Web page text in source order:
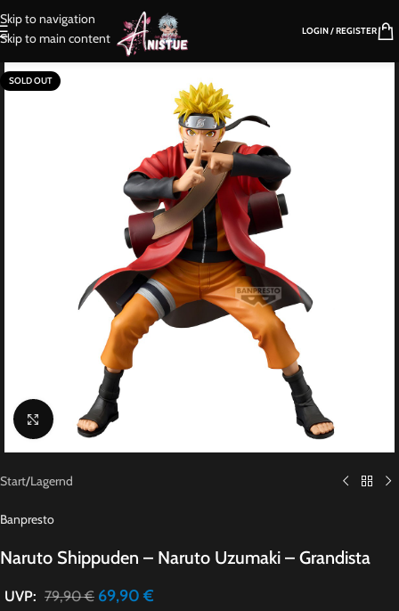
Skip to navigation
Skip to main content
LOGIN / REGISTER
SOLD OUT
Click to enlarge
Start/Lagernd
Banpresto
Naruto Shippuden – Naruto Uzumaki – Grandista
UVP: 79,90€ 69,90 €